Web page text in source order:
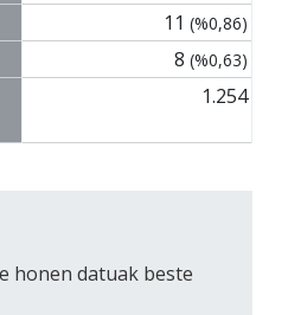
11 (%0,86)
8 (%0,63)
1.254
honen datuak beste